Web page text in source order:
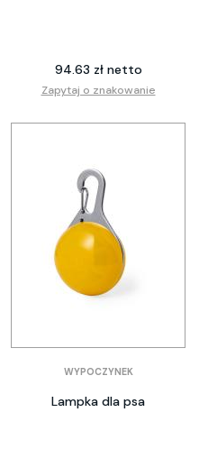
94.63 zł netto
Zapytaj o znakowanie
WYPOCZYNEK
Lampka dla psa